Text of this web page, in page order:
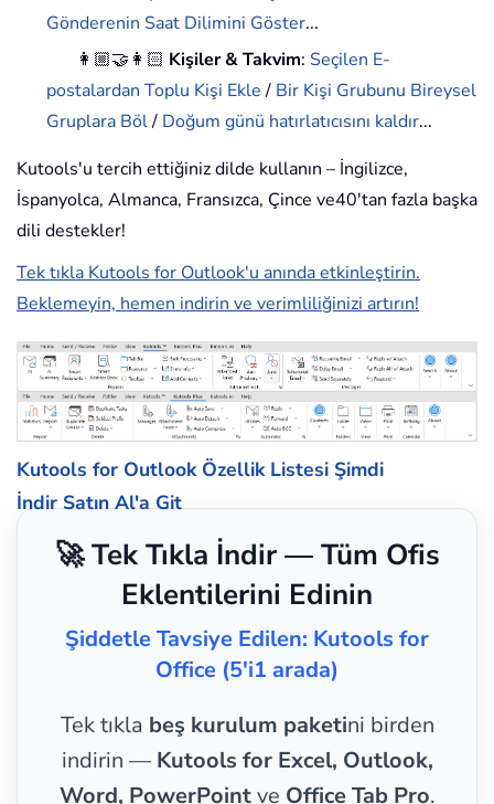
Gönderenin Saat Dilimini Göster...
👩🏼‍🤝‍👩🏻 Kişiler & Takvim: Seçilen E-
postalardan Toplu Kişi Ekle/ Bir Kişi Grubunu Bireysel
Gruplara Böl/ Doğum günü hatırlatıcısını kaldır...
Kutools'u tercih ettiğiniz dilde kullanın – İngilizce,
İspanyolca, Almanca, Fransızca, Çince ve40'tan fazla başka
dili destekler!
Tek tıkla Kutools for Outlook'u anında etkinleştirin.
Beklemeyin, hemen indirin ve verimliliğinizi artırın!
Kutools for Outlook Özellik Listesi Şimdi
İndir Satın Al'a Git
🚀 Tek Tıkla İndir — Tüm Ofis
Eklentilerini Edinin
Şiddetle Tavsiye Edilen: Kutools for
Office (5'i1 arada)
Tek tıkla beş kurulum paketini birden
indirin — Kutools for Excel, Outlook,
Word, PowerPointve Office Tab Pro.